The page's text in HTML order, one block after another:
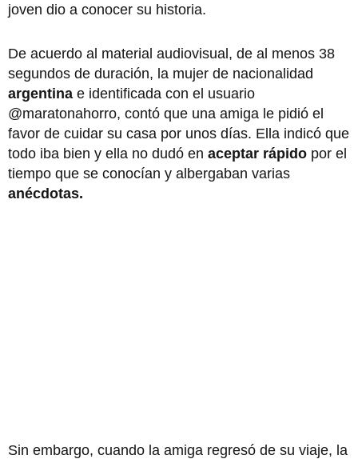
joven dio a conocer su historia.
De acuerdo al material audiovisual, de al menos 38
segundos de duración, la mujer de nacionalidad
argentina e identificada con el usuario
@maratonahorro, contó que una amiga le pidió el
favor de cuidar su casa por unos días. Ella indicó que
todo iba bien y ella no dudó en aceptar rápido por el
tiempo que se conocían y albergaban varias
anécdotas.
Sin embargo, cuando la amiga regresó de su viaje, la